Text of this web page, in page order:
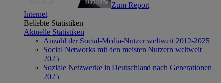
Zum Report
Internet
Beliebte Statistiken
Aktuelle Statistiken
Anzahl der Social-Media-Nutzer weltweit 2012-2025
Social Networks mit den meisten Nutzern weltweit
2025
Soziale Netzwerke in Deutschland nach Generationen
2025